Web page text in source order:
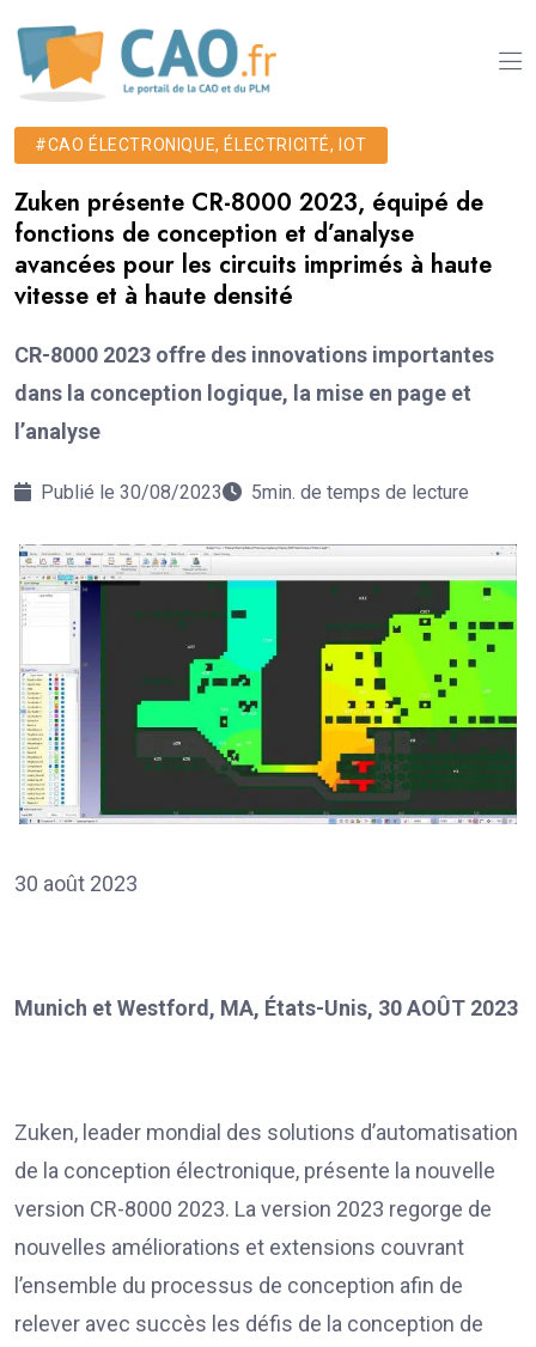
#CAO ÉLECTRONIQUE, ÉLECTRICITÉ, IOT
Zuken présente CR-8000 2023, équipé de
fonctions de conception et d’analyse
avancées pour les circuits imprimés à haute
vitesse et à haute densité
CR-8000 2023 offre des innovations importantes
dans la conception logique, la mise en page et
l’analyse
Publié le 30/08/2023 5min. de temps de lecture
30 août 2023
Munich et Westford, MA, États-Unis, 30 AOÛT 2023
Zuken, leader mondial des solutions d’automatisation
de la conception électronique, présente la nouvelle
version CR-8000 2023. La version 2023 regorge de
nouvelles améliorations et extensions couvrant
l’ensemble du processus de conception afin de
relever avec succès les défis de la conception de